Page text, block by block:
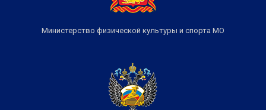
Министерство физической культуры и спорта МО